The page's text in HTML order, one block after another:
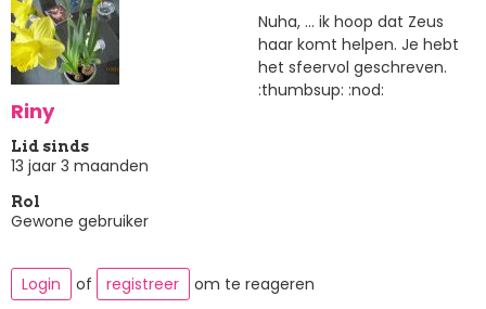
Riny
Lid sinds
13 jaar 3 maanden
Rol
Gewone gebruiker
Nuha, ... ik hoop dat Zeus
haar komt helpen. Je hebt
het sfeervol geschreven.
:thumbsup: :nod:
Login of registreer om te reageren